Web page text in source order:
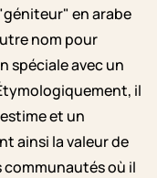
en arabe
nom pour
spéciale avec un
il
et un
ainsi la valeur de
où il